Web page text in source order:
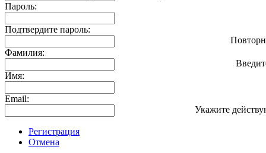
Пароль:
Подтвердите пароль:
Фамилия:
Имя:
Email:
Укажите
Регистрация
Отмена